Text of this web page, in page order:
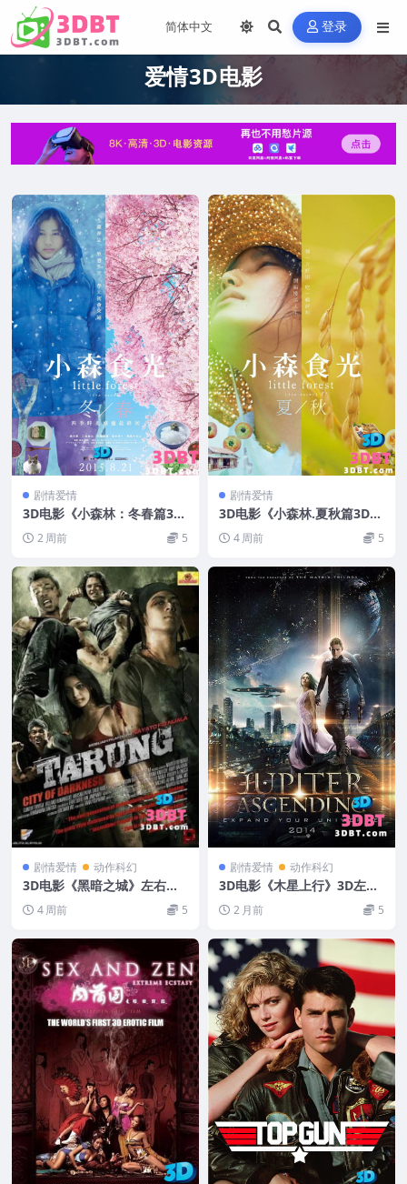
登录
爱情3D电影
剧情爱情
3D电影《小森林：冬春篇3
D》 左右分屏格式 高清 网盘
下载2 周前 5
剧情爱情
3D电影《小森林.夏秋篇3D》
高分剧情3D电影 分屏治愈电
影 网盘下载
4 周前 5
剧情爱情 动作科幻
3D电影《黑暗之城》左右分
屏格式 高清网盘下载 3D电影
4 周前 5
剧情爱情 动作科幻
3D电影《木星上行》3D左右
格式 高清网盘 下载 3D版VR
电影2 月前 5